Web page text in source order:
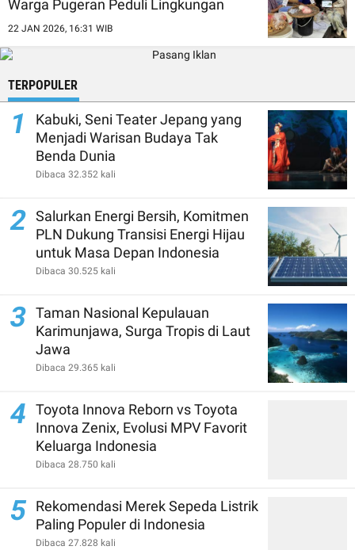
Warga Pugeran Peduli Lingkungan
22 JAN 2026, 16:31 WIB
TERPOPULER
1
Kabuki, Seni Teater Jepang yang
Menjadi Warisan Budaya Tak
Benda Dunia
Dibaca 32.352 kali
2 Salurkan Energi Bersih, Komitmen
PLN Dukung Transisi Energi Hijau
untuk Masa Depan Indonesia
Dibaca 30.525 kali
3 Taman Nasional Kepulauan
Karimunjawa, Surga Tropis di Laut
Jawa
Dibaca 29.365 kali
4
Toyota Innova Reborn vs Toyota
Innova Zenix, Evolusi MPV Favorit
Keluarga Indonesia
Dibaca 28.750 kali
5 Rekomendasi Merek Sepeda Listrik
Paling Populer di Indonesia
Dibaca 27.828 kali